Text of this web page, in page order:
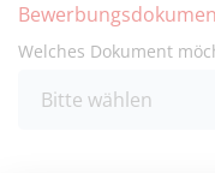
Welches Dokument